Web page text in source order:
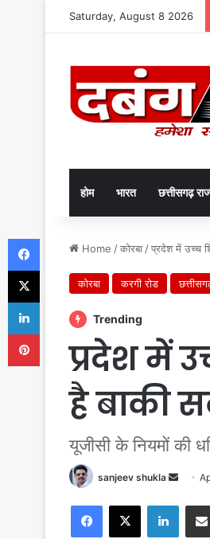
Saturday, August 8 2026
होम भारत छत्तीसगढ़
Home /कोरबा /प्रदेश में उच्च
कोरबा करगी रोड
Trending
प्रदेश में
है बाकी
यूजीसी के नियमों की
sanjeev shukla
Send
email
Facebook
X
Facebook
X
LinkedIn
Pinterest